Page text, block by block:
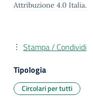
Attribuzione 4.0 Italia.
Stampa / Condividi
Tipologia
Circolari per tutti